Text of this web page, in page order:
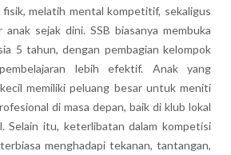
melatih mental kompetitif, sekaligus
sejak dini. SSB biasanya membuka
5 tahun, dengan pembagian kelompok
lebih efektif. Anak yang
memiliki peluang besar untuk meniti
di masa depan, baik di klub lokal
Selain itu, keterlibatan dalam kompetisi
menghadapi tekanan, tantangan,